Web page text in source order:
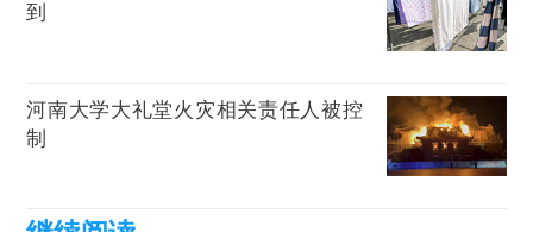
到
河南大学大礼堂火灾相关责任人被控
制